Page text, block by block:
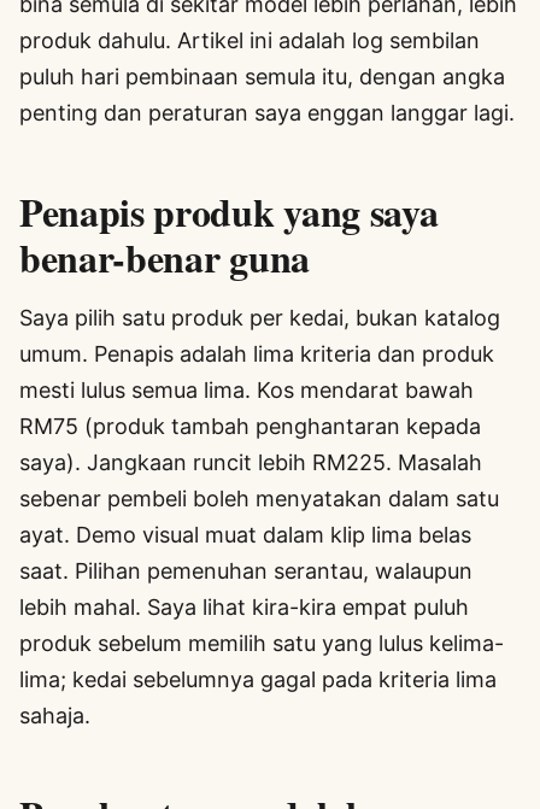
produk dahulu. Artikel ini adalah log sembilan
puluh hari pembinaan semula itu, dengan angka
penting dan peraturan saya enggan langgar lagi.
Penapis produk yang saya
benar-benar guna
Saya pilih satu produk per kedai, bukan katalog
umum. Penapis adalah lima kriteria dan produk
mesti lulus semua lima. Kos mendarat bawah
RM75 (produk tambah penghantaran kepada
saya). Jangkaan runcit lebih RM225. Masalah
sebenar pembeli boleh menyatakan dalam satu
ayat. Demo visual muat dalam klip lima belas
saat. Pilihan pemenuhan serantau, walaupun
lebih mahal. Saya lihat kira-kira empat puluh
produk sebelum memilih satu yang lulus kelima-
lima; kedai sebelumnya gagal pada kriteria lima
sahaja.